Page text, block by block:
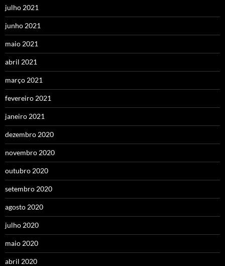
julho 2021
junho 2021
maio 2021
abril 2021
março 2021
fevereiro 2021
janeiro 2021
dezembro 2020
novembro 2020
outubro 2020
setembro 2020
agosto 2020
julho 2020
maio 2020
abril 2020